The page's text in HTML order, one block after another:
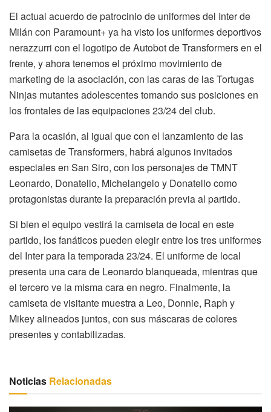
El actual acuerdo de patrocinio de uniformes del Inter de
Milán con Paramount+ ya ha visto los uniformes deportivos
nerazzurri con el logotipo de Autobot de Transformers en el
frente, y ahora tenemos el próximo movimiento de
marketing de la asociación, con las caras de las Tortugas
Ninjas mutantes adolescentes tomando sus posiciones en
los frontales de las equipaciones 23/24 del club.
Para la ocasión, al igual que con el lanzamiento de las
camisetas de Transformers, habrá algunos invitados
especiales en San Siro, con los personajes de TMNT
Leonardo, Donatello, Michelangelo y Donatello como
protagonistas durante la preparación previa al partido.
Si bien el equipo vestirá la camiseta de local en este
partido, los fanáticos pueden elegir entre los tres uniformes
del Inter para la temporada 23/24. El uniforme de local
presenta una cara de Leonardo blanqueada, mientras que
el tercero ve la misma cara en negro. Finalmente, la
camiseta de visitante muestra a Leo, Donnie, Raph y
Mikey alineados juntos, con sus máscaras de colores
presentes y contabilizadas.
Noticias Relacionadas